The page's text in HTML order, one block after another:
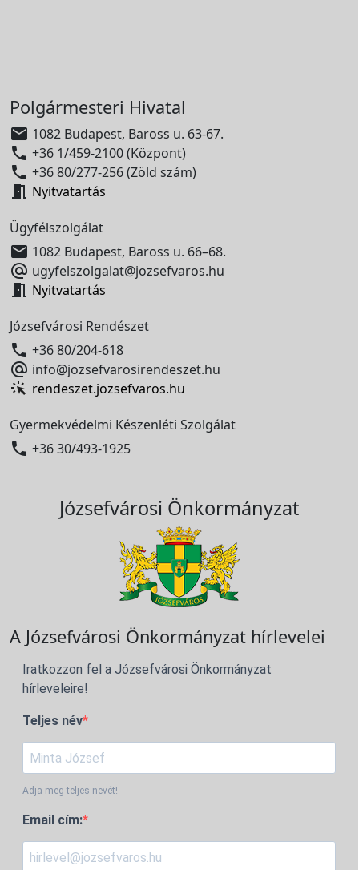
Polgármesteri Hivatal
 1082 Budapest, Baross u. 63-67.
 +36 1/459-2100 (Központ)
 +36 80/277-256 (Zöld szám)
 Nyitvatartás
Ügyfélszolgálat
 1082 Budapest, Baross u. 66–68.
 ugyfelszolgalat@jozsefvaros.hu
 Nyitvatartás
Józsefvárosi Rendészet
 +36 80/204-618
 info@jozsefvarosirendeszet.hu
rendeszet.jozsefvaros.hu
Gyermekvédelmi Készenléti Szolgálat
 +36 30/493-1925
Józsefvárosi Önkormányzat
A Józsefvárosi Önkormányzat hírlevelei
Iratkozzon fel a Józsefvárosi Önkormányzat
hírleveleire!
Teljes név
Adja meg teljes nevét!
Email cím: